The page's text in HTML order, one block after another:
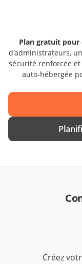
Plan gratuit pour
d'administrateurs,
sécurité renforcée
auto-hébergée
Créez